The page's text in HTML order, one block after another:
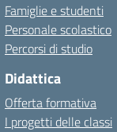
Famiglie e studenti
Personale scolastico
Percorsi di studio
Didattica
Offerta formativa
I progetti delle classi